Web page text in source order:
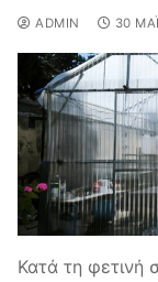
ADMIN 30
Κατά τη φετινή